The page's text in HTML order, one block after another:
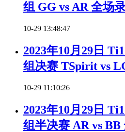
组 GG vs AR 全场
10-29 13:48:47
2023年10月29日
组决赛 TSpirit vs
10-29 11:10:26
2023年10月29日
组半决赛 AR vs